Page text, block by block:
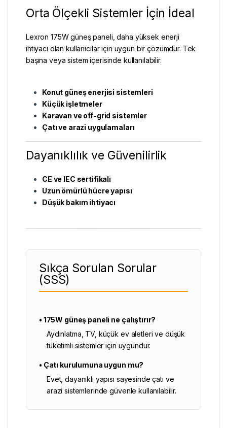
Orta Ölçekli Sistemler İçin İdeal
Lexron 175W güneş paneli, daha yüksek enerji
ihtiyacı olan kullanıcılar için uygun bir çözümdür. Tek
başına veya sistem içerisinde kullanılabilir.
Konut güneş enerjisi sistemleri
Küçük işletmeler
Karavan ve off-grid sistemler
Çatı ve arazi uygulamaları
Dayanıklılık ve Güvenilirlik
CE ve IEC sertifikalı
Uzun ömürlü hücre yapısı
Düşük bakım ihtiyacı
Sıkça Sorulan Sorular
(SSS)
• 175W güneş paneli ne çalıştırır?
Aydınlatma, TV, küçük ev aletleri ve düşük
tüketimli sistemler için uygundur.
• Çatı kurulumuna uygun mu?
Evet, dayanıklı yapısı sayesinde çatı ve
arazi sistemlerinde güvenle kullanılabilir.